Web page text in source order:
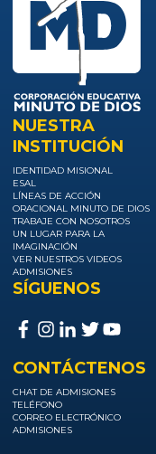
NUESTRA
INSTITUCIÓN
IDENTIDAD MISIONAL
ESAL
LÍNEAS DE ACCIÓN
ORACIONAL MINUTO DE DIOS
TRABAJE CON NOSOTROS
UN LUGAR PARA LA
IMAGINACIÓN
VER NUESTROS VIDEOS
ADMISIONES
SÍGUENOS
CONTÁCTENOS
CHAT DE ADMISIONES
TELÉFONO
CORREO ELECTRÓNICO
ADMISIONES